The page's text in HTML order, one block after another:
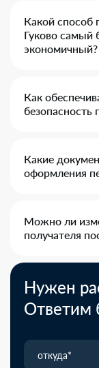
Какой способ
Гуково самый
экономичный?
Как
безопасность
Какие
оформления
Можно ли
получателя
Нужен
Ответим